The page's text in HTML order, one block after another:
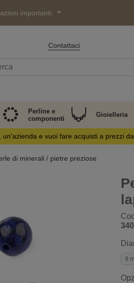
importanti:
Contattaci
Perline e
componenti
Gioielleria
un'azienda e vuoi fare acquisti a prezzi
di minerali / pietre preziose
6